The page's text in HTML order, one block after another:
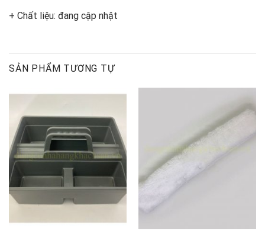
+ Chất liệu: đang cập nhật
SẢN PHẨM TƯƠNG TỰ